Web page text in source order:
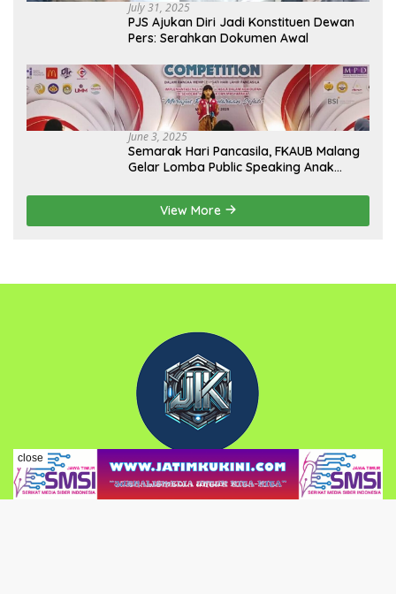
July 31, 2025
PJS Ajukan Diri Jadi Konstituen Dewan
Pers: Serahkan Dokumen Awal
June 3, 2025
Semarak Hari Pancasila, FKAUB Malang
Gelar Lomba Public Speaking Anak
Pancasila
View More
close